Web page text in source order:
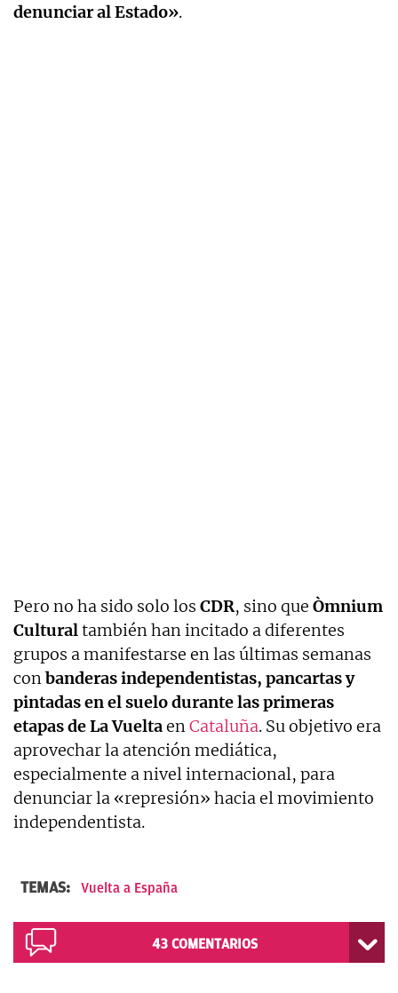
denunciar al Estado».
Pero no ha sido solo los CDR, sino que Òmnium
Culturaltambién han incitado a diferentes
grupos a manifestarse en las últimas semanas
conbanderas independentistas, pancartas y
pintadas en el suelo durante las primeras
etapas de La VueltaenCataluña. Su objetivo era
aprovechar la atención mediática,
especialmente a nivel internacional, para
denunciar la «represión» hacia el movimiento
independentista.
TEMAS: Vuelta a España
43 COMENTARIOS